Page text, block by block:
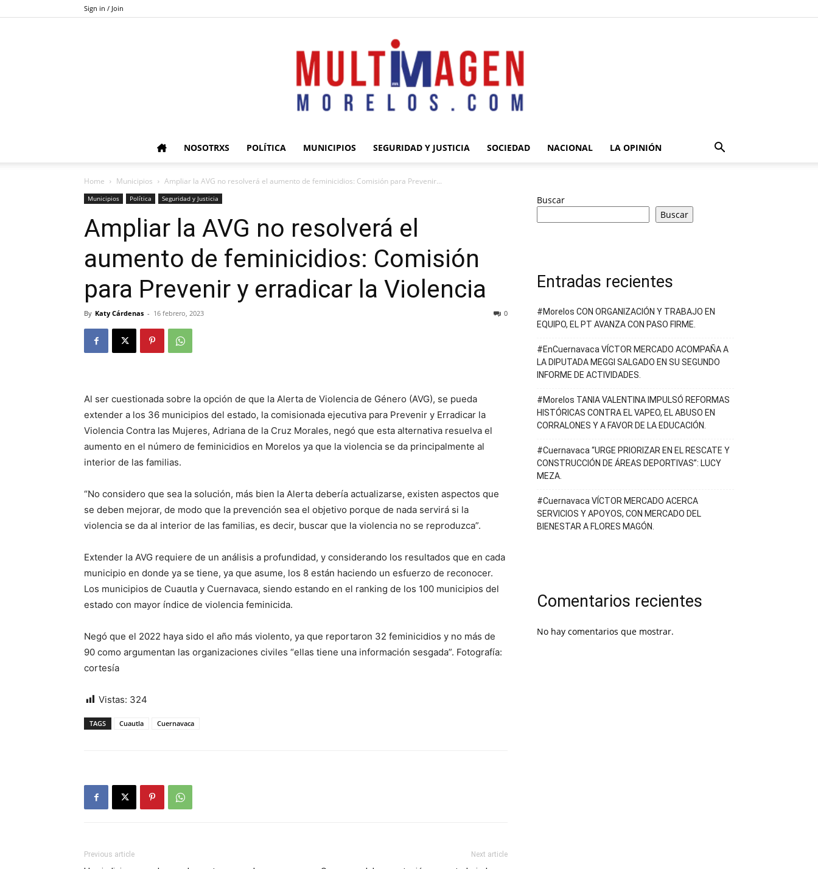
Sign in / Join
Morelos
NOSOTRXS POLÍTICA MUNICIPIOS SEGURIDAD Y JUSTICIA SOCIEDAD NACIONAL LA OPINIÓN
Home Municipios Ampliar la AVG no resolverá el aumento de feminicidios: Comisión para Prevenir...
Municipios Política Seguridad y Justicia
Ampliar la AVG no resolverá el
aumento de feminicidios: Comisión
para Prevenir y erradicar la Violencia
By Katy Cárdenas - 16 febrero, 2023 0
Al ser cuestionada sobre la opción de que la Alerta de Violencia de Género (AVG), se pueda
extender a los 36 municipios del estado, la comisionada ejecutiva para Prevenir y Erradicar la
Violencia Contra las Mujeres, Adriana de la Cruz Morales, negó que esta alternativa resuelva el
aumento en el número de feminicidios en Morelos ya que la violencia se da principalmente al
interior de las familias.
“No considero que sea la solución, más bien la Alerta debería actualizarse, existen aspectos que
se deben mejorar, de modo que la prevención sea el objetivo porque de nada servirá si la
violencia se da al interior de las familias, es decir, buscar que la violencia no se reproduzca”.
Extender la AVG requiere de un análisis a profundidad, y considerando los resultados que en cada
municipio en donde ya se tiene, ya que asume, los 8 están haciendo un esfuerzo de reconocer.
Los municipios de Cuautla y Cuernavaca, siendo estando en el ranking de los 100 municipios del
estado con mayor índice de violencia feminicida.
Negó que el 2022 haya sido el año más violento, ya que reportaron 32 feminicidios y no más de
90 como argumentan las organizaciones civiles “ellas tiene una información sesgada”. Fotografía:
cortesía
Vistas: 324
TAGS Cuautla Cuernavaca
Previous article Next article
Buscar
Buscar
Entradas recientes
#Morelos CON ORGANIZACIÓN Y TRABAJO EN
EQUIPO, EL PT AVANZA CON PASO FIRME.
#EnCuernavaca VÍCTOR MERCADO ACOMPAÑA A
LA DIPUTADA MEGGI SALGADO EN SU SEGUNDO
INFORME DE ACTIVIDADES.
#Morelos TANIA VALENTINA IMPULSÓ REFORMAS
HISTÓRICAS CONTRA EL VAPEO, EL ABUSO EN
CORRALONES Y A FAVOR DE LA EDUCACIÓN.
#Cuernavaca “URGE PRIORIZAR EN EL RESCATE Y
CONSTRUCCIÓN DE ÁREAS DEPORTIVAS”: LUCY
MEZA.
#Cuernavaca VÍCTOR MERCADO ACERCA
SERVICIOS Y APOYOS, CON MERCADO DEL
BIENESTAR A FLORES MAGÓN.
Comentarios recientes
No hay comentarios que mostrar.